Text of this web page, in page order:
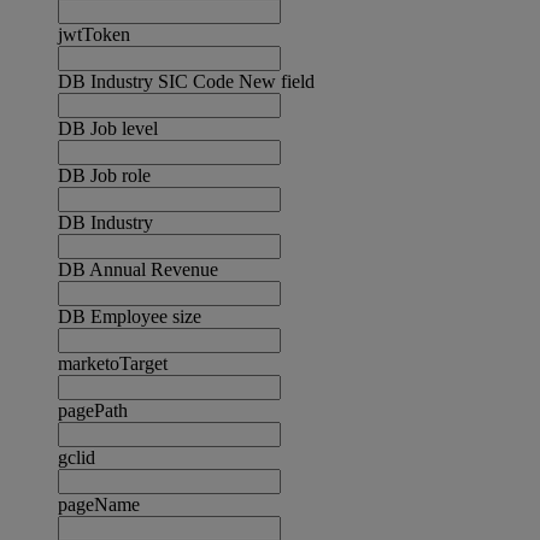
jwtToken
DB Industry SIC Code New field
DB Job level
DB Job role
DB Industry
DB Annual Revenue
DB Employee size
marketoTarget
pagePath
gclid
pageName